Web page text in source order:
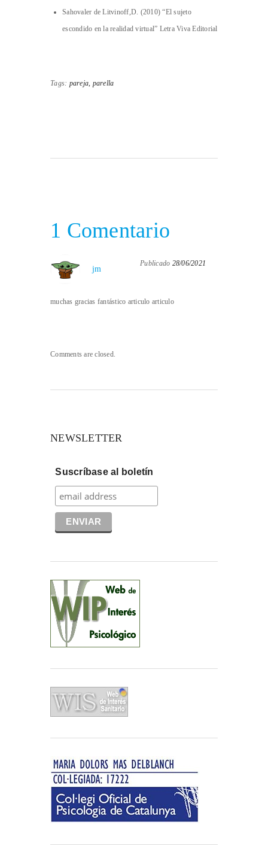
Sahovaler de Litvinoff,D. (2010) “El sujeto
escondido en la realidad virtual” Letra Viva Editorial
Tags: pareja, parella
1 Comentario
Publicado 28/06/2021
jm
muchas gracias fantástico articulo articulo
Comments are closed.
NEWSLETTER
Suscríbase al boletín